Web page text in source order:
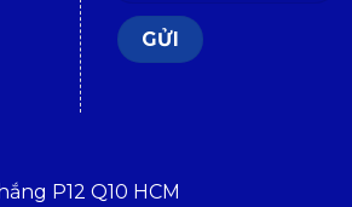
P12 Q10 HCM